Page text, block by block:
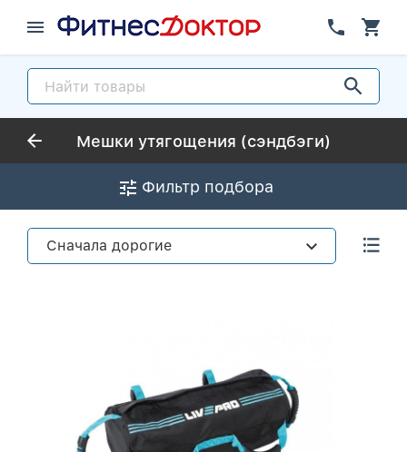
Мешки утягощения (сэндбэги)
Фильтр подбора
Сначала дорогие